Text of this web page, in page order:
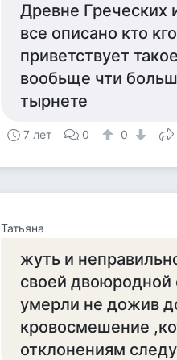
Древне Греческих
все описано кто
приветствует
вообьще чти
тырнете
7 лет 0 0
Татьяна
жуть и
своей двоюродной
умерли не дожив
кровосмешение
отклонениям